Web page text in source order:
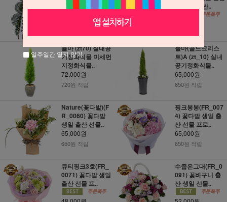
꽃화환 장례..
식 꽃화환 싼..
율마 (zt70) 실내공
기정화식물 미세먼
지정화식물..
72,000원
720원 적립
율마(골드크리스
트)A (zt_10) 실내
공기정화식물..
65,000원
650원 적립
Nature(꽃다발)(F
R_0060) 꽃다발
생일 출산 선물..
65,000원
650원 적립
핑크봉봉(FR_007
4) 꽃다발 생일 출
산 선물 프로..
65,000원
650원 적립
큐티핑크3호(FR_
0071) 꽃다발 생일
출산 선물 프..
수줍은그대(FR_0
091) 꽃바구니 출
산 생일 선물..
일주일간 열지 않기